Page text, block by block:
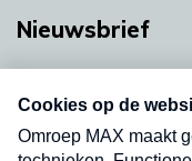
Nieuwsbrief
nieuwsbrief. Elke
uw mailbox.